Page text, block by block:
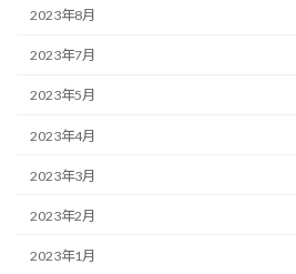
2023年8月
2023年7月
2023年5月
2023年4月
2023年3月
2023年2月
2023年1月